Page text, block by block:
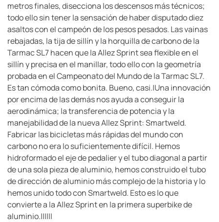
metros finales, disecciona los descensos más técnicos;
todo ello sin tener la sensación de haber disputado diez
asaltos con el campeón de los pesos pesados. Las vainas
rebajadas, la tija de sillín y la horquilla de carbono de la
Tarmac SL7 hacen que la Allez Sprint sea flexible en el
sillín y precisa en el manillar, todo ello con la geometría
probada en el Campeonato del Mundo de la Tarmac SL7.
Es tan cómoda como bonita. Bueno, casi.|Una innovación
por encima de las demás nos ayuda a conseguir la
aerodinámica; la transferencia de potencia y la
manejabilidad de la nueva Allez Sprint: Smartweld.
Fabricar las bicicletas más rápidas del mundo con
carbono no era lo suficientemente difícil. Hemos
hidroformado el eje de pedalier y el tubo diagonal a partir
de una sola pieza de aluminio, hemos construido el tubo
de dirección de aluminio más complejo de la historia y lo
hemos unido todo con Smartweld. Esto es lo que
convierte a la Allez Sprint en la primera superbike de
aluminio.||||||